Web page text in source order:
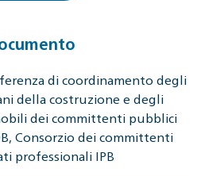
di coordinamento degli
della costruzione e degli
dei committenti pubblici
Consorzio dei committenti
professionali IPB